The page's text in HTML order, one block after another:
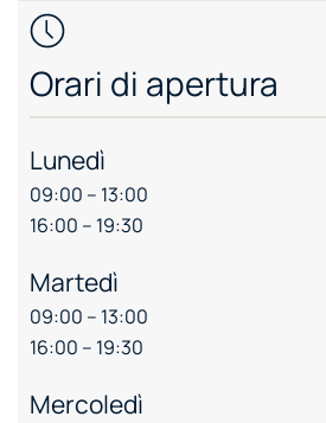
Orari di apertura
Lunedì
09:00 – 13:00
16:00 – 19:30
Martedì
09:00 – 13:00
16:00 – 19:30
Mercoledì